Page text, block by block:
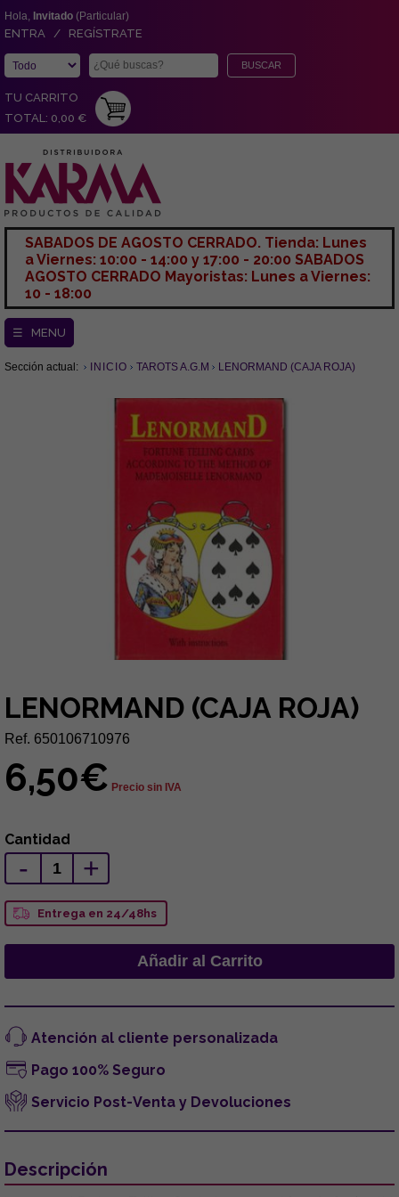
Hola, Invitado (Particular)
ENTRA / REGÍSTRATE
TU CARRITO
TOTAL: 0,00 €
SABADOS DE AGOSTO CERRADO. Tienda: Lunes
a Viernes: 10:00 - 14:00 y 17:00 - 20:00 SABADOS
AGOSTO CERRADO Mayoristas: Lunes a Viernes:
10 - 18:00
☰ MENU
Sección actual: INICIO TAROTS A.G.M LENORMAND (CAJA ROJA)
LENORMAND (CAJA ROJA)
Ref. 650106710976
6,50€ Precio sin IVA
Cantidad
- +
Entrega en 24/48hs
Atención al cliente personalizada
Pago 100% Seguro
Servicio Post-Venta y Devoluciones
Descripción